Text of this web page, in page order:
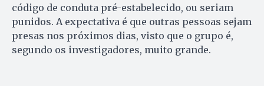
código de conduta pré-estabelecido, ou seriam
punidos. A expectativa é que outras pessoas sejam
presas nos próximos dias, visto que o grupo é,
segundo os investigadores, muito grande.